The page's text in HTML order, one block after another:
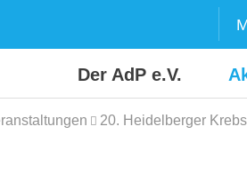
Der AdP e.V.
20. Heidelberger